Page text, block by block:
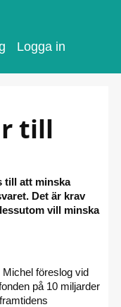
Logga in
till
till att minska
Det är krav
vill minska
föreslog vid
på 10 miljarder